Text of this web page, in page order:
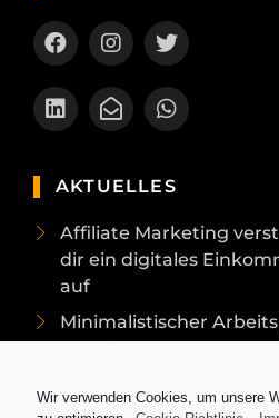
AKTUELLES
Affiliate Marketing
dir ein digitales
auf
Minimalistischer
Online-Kurse vs.
Wir verwenden Cookies, um unsere